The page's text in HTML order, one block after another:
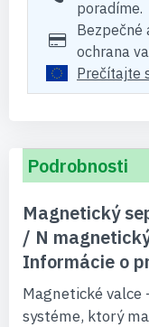
poradíme.
Bezpečné
ochrana
Prečítajte
Podrobnosti
Magnetický
/ N
Informácie o
Magnetické valce
systéme, ktorý